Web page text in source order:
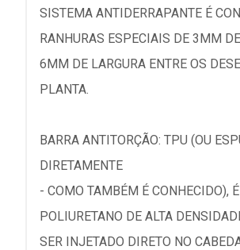
SISTEMA ANTIDERRAPANTE É
RANHURAS ESPECIAIS DE 3MM
6MM DE LARGURA ENTRE OS
PLANTA.
BARRA ANTITORÇÃO: TPU (OU
DIRETAMENTE
- COMO TAMBÉM É CONHECIDO),
POLIURETANO DE ALTA
SER INJETADO DIRETO NO